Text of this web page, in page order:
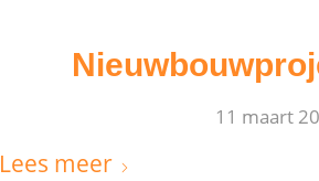
11 maart
Lees meer